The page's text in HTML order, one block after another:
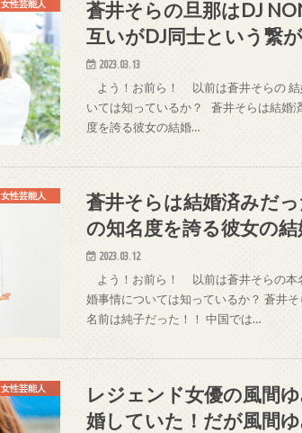
女性芸能人
蒼井そらの旦那はDJ
互いがDJ同士という繋
2023.03.13
よう！お前ら！ 以前は蒼井そらの 結
いては知っているか？ 蒼井そらは結婚
度を誇る彼女の結婚…
女性芸能人
蒼井そらは結婚済みだ
の知名度を誇る彼女の結
2023.03.12
よう！お前ら！ 以前は蒼井そらの本
婚事情については知っているか？ 蒼井そ
名前は純子だった！！ 中国では…
女性芸能人
レジェンド女優の風間
婚していた！だが風間